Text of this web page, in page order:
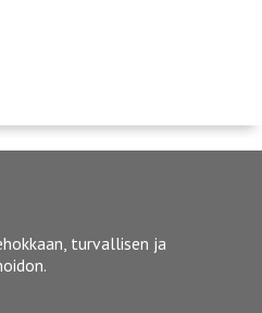
turvallisen ja